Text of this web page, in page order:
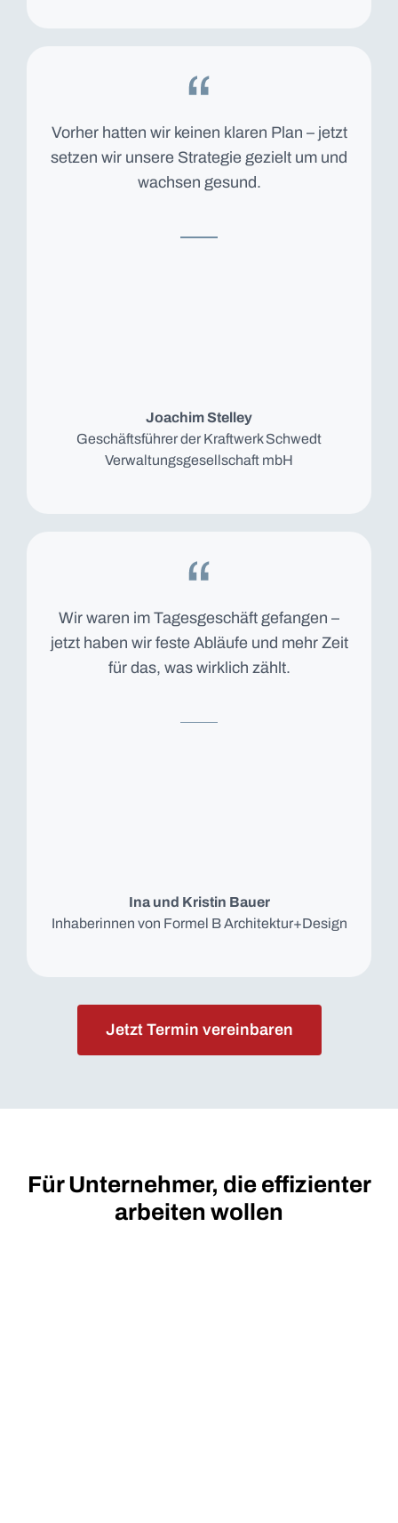
Vorher hatten wir keinen klaren Plan – jetzt
setzen wir unsere Strategie gezielt um und
wachsen gesund.
Joachim Stelley
Geschäftsführer der Kraftwerk Schwedt
Verwaltungsgesellschaft mbH
Wir waren im Tagesgeschäft gefangen –
jetzt haben wir feste Abläufe und mehr Zeit
für das, was wirklich zählt.
Ina und Kristin Bauer
Inhaberinnen von Formel B Architektur+Design
Jetzt Termin vereinbaren
Für Unternehmer, die effizienter
arbeiten wollen